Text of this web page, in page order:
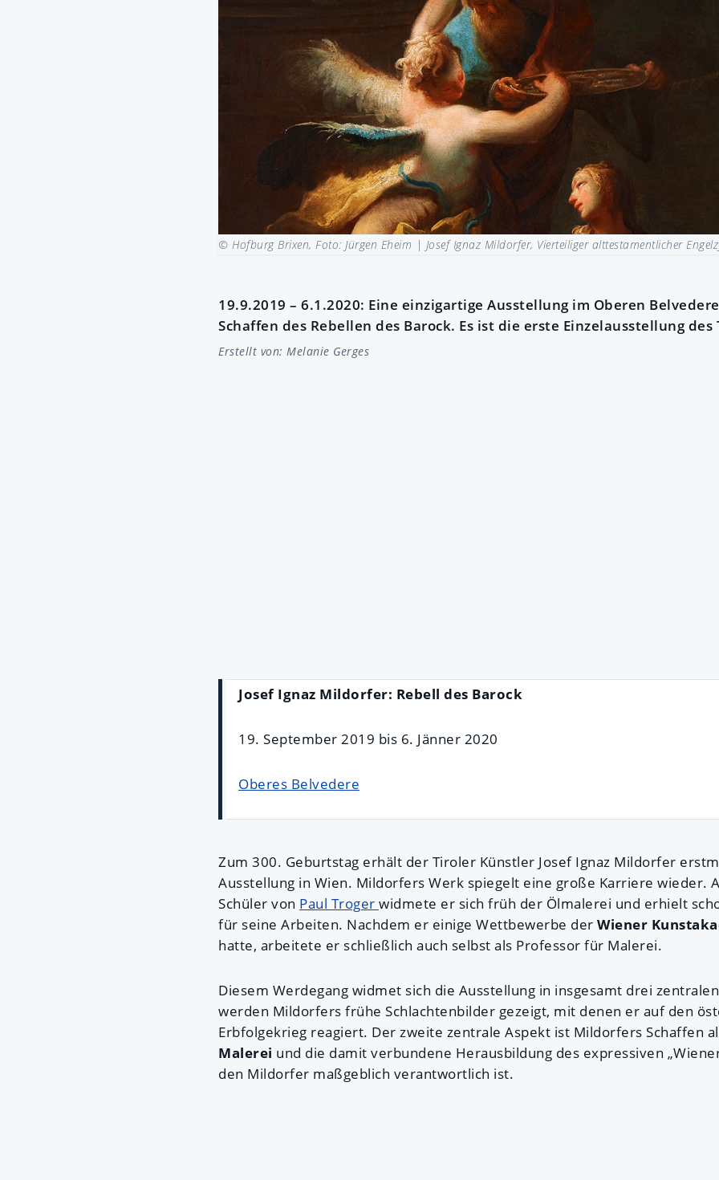
© Hofburg Brixen, Foto: Jürgen Eheim | Josef Ignaz Mildorfer, Vierteiliger alttestamentlicher
19.9.2019 – 6.1.2020: Eine einzigartige Ausstellung im Oberen
Schaffen des Rebellen des Barock. Es ist die erste Einzelausstellung
Erstellt von: Melanie Gerges
Josef Ignaz Mildorfer: Rebell des Barock
19. September 2019 bis 6. Jänner 2020
Oberes Belvedere
Zum 300. Geburtstag erhält der Tiroler Künstler Josef Ignaz Mildorfer
Ausstellung in Wien. Mildorfers Werk spiegelt eine große Karriere wieder.
Schüler von Paul Troger widmete er sich früh der Ölmalerei und erhielt
für seine Arbeiten. Nachdem er einige Wettbewerbe der Wiener
hatte, arbeitete er schließlich auch selbst als Professor für Malerei.
Diesem Werdegang widmet sich die Ausstellung in insgesamt drei
werden Mildorfers frühe Schlachtenbilder gezeigt, mit denen er auf den
Erbfolgekrieg reagiert. Der zweite zentrale Aspekt ist Mildorfers Schaffen
Malerei und die damit verbundene Herausbildung des expressiven
den Mildorfer maßgeblich verantwortlich ist.